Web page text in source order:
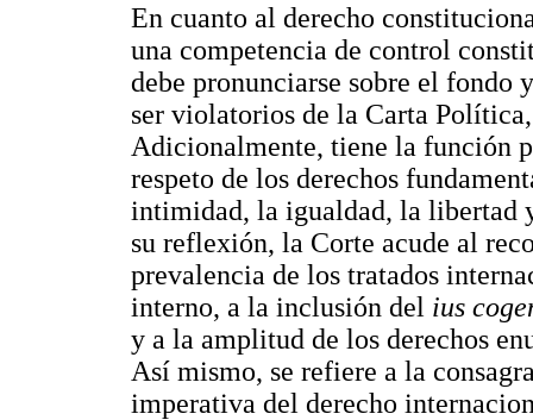
En cuanto al derecho
una competencia de control
debe pronunciarse sobre el fondo
ser violatorios de la Carta
Adicionalmente, tiene la función
respeto de los derechos
intimidad, la igualdad, la libertad
su reflexión, la Corte acude al
prevalencia de los tratados
interno, a la inclusión del ius
y a la amplitud de los derechos
Así mismo, se refiere a la
imperativa del derecho